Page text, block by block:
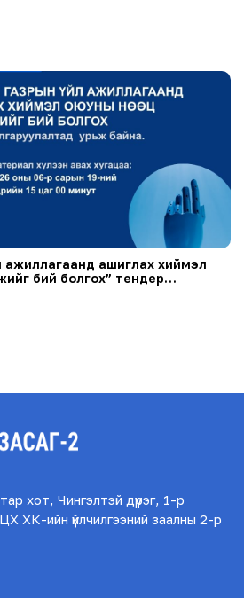
ажиллагаанд ашиглах хиймэл
бий болгох” тендер
хот, Чингэлтэй дүүрэг, 1-р
ХК-ийн үйлчилгээний заалны 2-р